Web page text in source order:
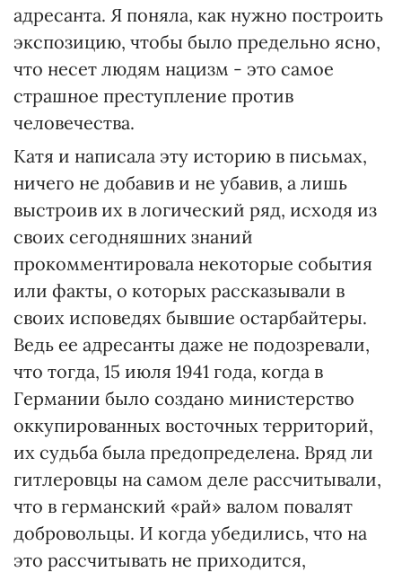
адресанта. Я поняла, как нужно построить
экспозицию, чтобы было предельно ясно,
что несет людям нацизм - это самое
страшное преступление против
человечества.
Катя и написала эту историю в письмах,
ничего не добавив и не убавив, а лишь
выстроив их в логический ряд, исходя из
своих сегодняшних знаний
прокомментировала некоторые события
или факты, о которых рассказывали в
своих исповедях бывшие остарбайтеры.
Ведь ее адресанты даже не подозревали,
что тогда, 15 июля 1941 года, когда в
Германии было создано министерство
оккупированных восточных территорий,
их судьба была предопределена. Вряд ли
гитлеровцы на самом деле рассчитывали,
что в германский «рай» валом повалят
добровольцы. И когда убедились, что на
это рассчитывать не приходится,